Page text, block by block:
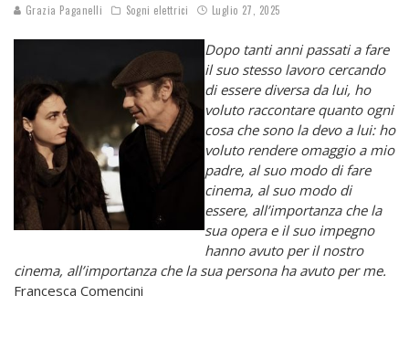
Grazia Paganelli Sogni elettrici Luglio 27, 2025
Dopo tanti anni passati a fare
il suo stesso lavoro cercando
di essere diversa da lui, ho
voluto raccontare quanto ogni
cosa che sono la devo a lui: ho
voluto rendere omaggio a mio
padre, al suo modo di fare
cinema, al suo modo di
essere, all’importanza che la
sua opera e il suo impegno
hanno avuto per il nostro
cinema, all’importanza che la sua persona ha avuto per me.
Francesca Comencini